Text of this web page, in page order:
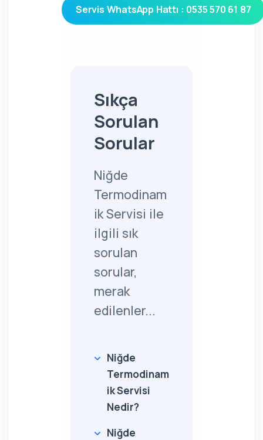
Servis WhatsApp Hattı : 0535 570 61 87
Sıkça
Sorulan
Sorular
Niğde
Termodinam
ik Servisi ile
ilgili sık
sorulan
sorular,
merak
edilenler...
Niğde
Termodinam
ik Servisi
Nedir?
Niğde